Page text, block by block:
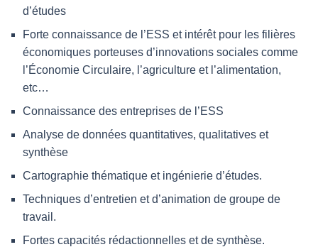
d’études
Forte connaissance de l’ESS et intérêt pour les filières
économiques porteuses d’innovations sociales comme
l’Économie Circulaire, l’agriculture et l’alimentation,
etc…
Connaissance des entreprises de l’ESS
Analyse de données quantitatives, qualitatives et
synthèse
Cartographie thématique et ingénierie d’études.
Techniques d’entretien et d’animation de groupe de
travail.
Fortes capacités rédactionnelles et de synthèse.